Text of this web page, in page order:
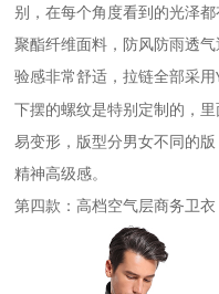
别，在每个角度看到的光泽
聚酯纤维面料，防风防雨透
验感非常舒适，拉链全部采用
下摆的螺纹是特别定制的，
易变形，版型分男女不同的
精神高级感。
第四款：高档空气层商务卫衣